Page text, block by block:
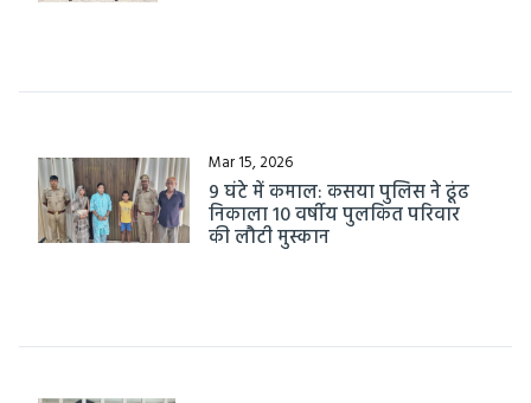
Mar 15, 2026
9 घंटे में कमाल: कसया पुलिस ने ढूंढ
निकाला 10 वर्षीय पुलकित परिवार
की लौटी मुस्कान